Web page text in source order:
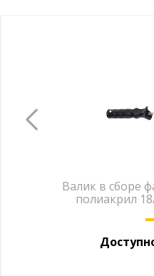
Валик в сборе
полиакрил